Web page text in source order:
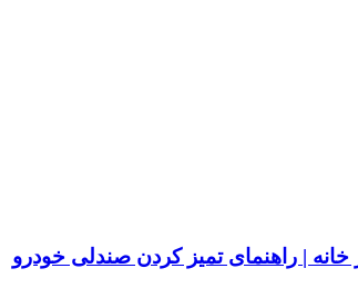
| راهنمای تمیز کردن صندلی خودرو